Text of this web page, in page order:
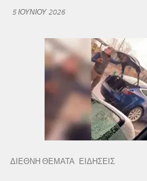
5 ΙΟΥΝΊΟΥ 2026
ΔΙΕΘΝΗ ΘΕΜΑΤΑ ΕΙΔΗΣΕΙΣ